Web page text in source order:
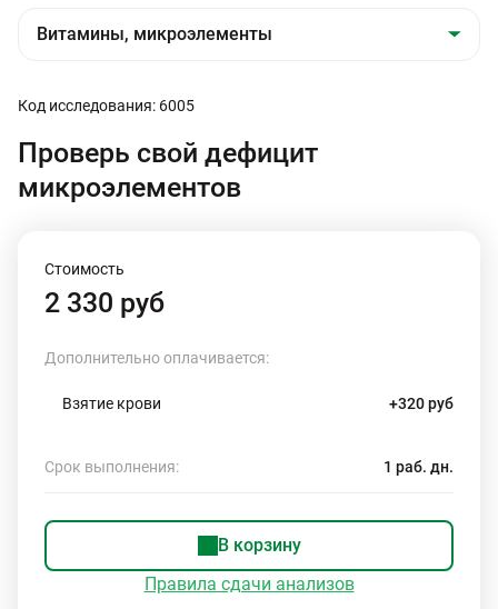
Код исследования: 6005
Проверь свой дефицит
микроэлементов
Стоимость
2 330 руб
Дополнительно оплачивается:
Взятие крови +320 руб
Срок выполнения: 1 раб. дн.
В корзину
Правила сдачи анализов